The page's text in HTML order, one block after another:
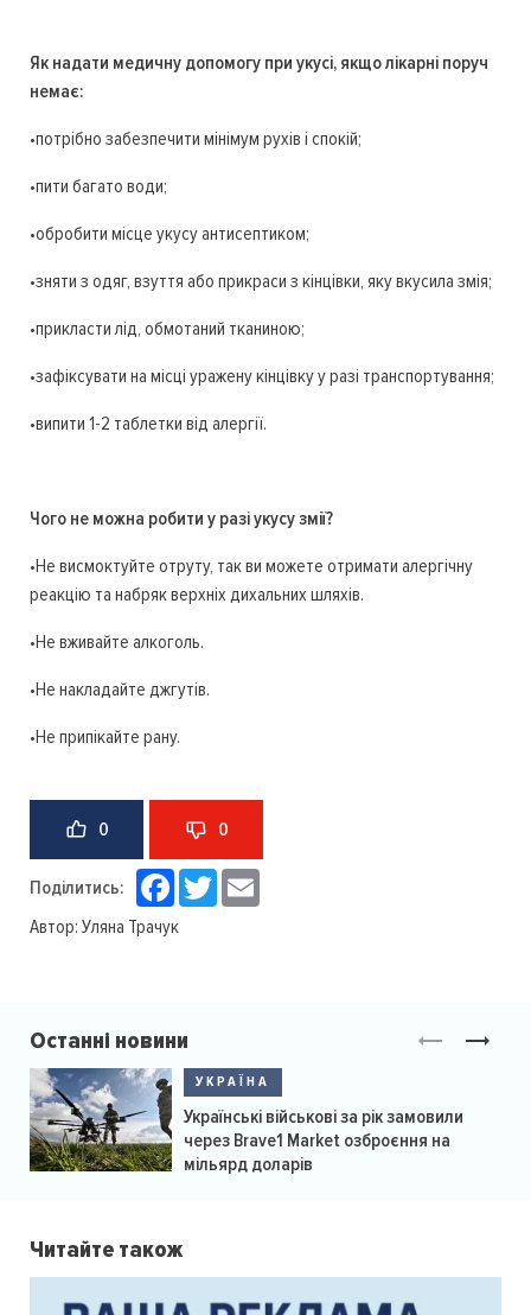
Як надати медичну допомогу при укусі, якщо лікарні поруч
немає:
•потрібно забезпечити мінімум рухів і спокій;
•пити багато води;
•обробити місце укусу антисептиком;
•зняти з одяг, взуття або прикраси з кінцівки, яку вкусила змія;
•прикласти лід, обмотаний тканиною;
•зафіксувати на місці уражену кінцівку у разі транспортування;
•випити 1-2 таблетки від алергії.
Чого не можна робити у разі укусу змії?
•Не висмоктуйте отруту, так ви можете отримати алергічну
реакцію та набряк верхніх дихальних шляхів.
•Не вживайте алкоголь.
•Не накладайте джгутів.
•Не припікайте рану.
0 0
Поділитись: Facebook
Twitter
Автор: Уляна Трачук
Останні новини
УКРАЇНА
Українські військові за рік замовили
через Brave1 Market озброєння на
мільярд доларів
Читайте також